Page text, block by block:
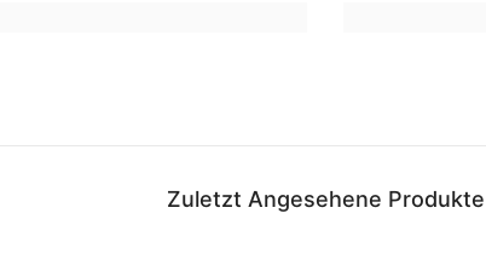
Zuletzt Angesehene Produkte